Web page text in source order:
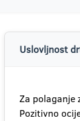
Uslovljnost
Za polaganje
Pozitivno